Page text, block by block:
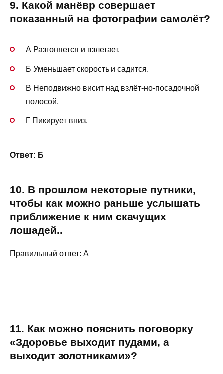
9. Какой манёвр совершает
показанный на фотографии самолёт?
А Разгоняется и взлетает.
Б Уменьшает скорость и садится.
В Неподвижно висит над взлёт-но-посадочной
полосой.
Г Пикирует вниз.
Ответ: Б
10. В прошлом некоторые путники,
чтобы как можно раньше услышать
приближение к ним скачущих
лошадей..
Правильный ответ: А
11. Как можно пояснить поговорку
«Здоровье выходит пудами, а
выходит золотниками»?